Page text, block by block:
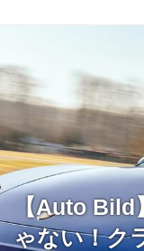
【Auto
ゃない！ク